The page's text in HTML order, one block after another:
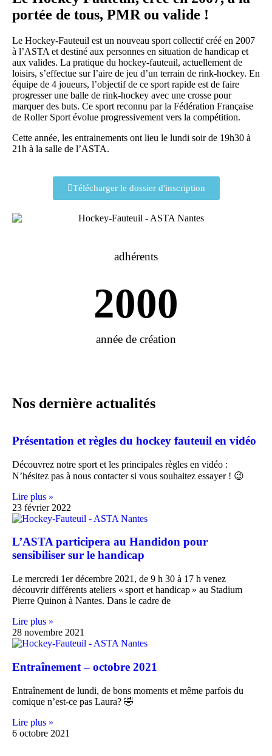
portée de tous, PMR ou valide !
Le Hockey-Fauteuil est un nouveau sport collectif créé en 2007
à l’ASTA et destiné aux personnes en situation de handicap et
aux valides. La pratique du hockey-fauteuil, actuellement de
loisirs, s’effectue sur l’aire de jeu d’un terrain de rink-hockey. En
équipe de 4 joueurs, l’objectif de ce sport rapide est de faire
progresser une balle de rink-hockey avec une crosse pour
marquer des buts. Ce sport reconnu par la Fédération Française
de Roller Sport évolue progressivement vers la compétition.
Cette année, les entrainements ont lieu le lundi soir de 19h30 à
21h à la salle de l’ASTA.
Télécharger le dossier d'inscription
adhérents
année de création
2000
Nos dernière actualités
Présentation et règles du hockey fauteuil en vidéo
Découvrez notre sport et les principales règles en vidéo :
N’hésitez pas à nous contacter si vous souhaitez essayer ! 😉
Lire plus »
23 février 2022
L’ASTA participera au Handidon pour
sensibiliser sur le handicap
Le mercredi 1er décembre 2021, de 9 h 30 à 17 h venez
découvrir différents ateliers « sport et handicap » au Stadium
Pierre Quinon à Nantes. Dans le cadre de
Lire plus »
28 novembre 2021
Entraînement – octobre 2021
Entraînement de lundi, de bons moments et même parfois du
comique n’est-ce pas Laura? 🤣
Lire plus »
6 octobre 2021